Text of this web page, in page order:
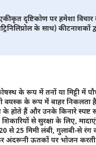
दृष्टिकोण पर हमेशा
के साथ) कीटनाशकों
के रूप में तनों या मिट्टी में
वयस्क के रूप में बाहर निकलता
होते हैं और उनके किनारे स्पष्ट
से सुरक्षा के लिए,
से 25 मिमी लंबी, गुलाबी-से रंग
अंदरूनी ऊतकों पर भोजन करती